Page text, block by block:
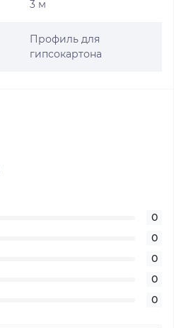
3 м
Профиль для
гипсокартона
0
0
0
0
0